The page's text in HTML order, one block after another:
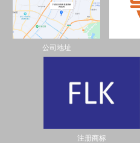
公司地址
注册商标